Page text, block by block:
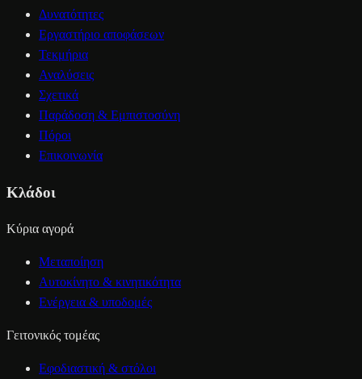
Δυνατότητες
Εργαστήριο αποφάσεων
Τεκμήρια
Αναλύσεις
Σχετικά
Παράδοση & Εμπιστοσύνη
Πόροι
Επικοινωνία
Κλάδοι
Κύρια αγορά
Μεταποίηση
Αυτοκίνητο & κινητικότητα
Ενέργεια & υποδομές
Γειτονικός τομέας
Εφοδιαστική & στόλοι